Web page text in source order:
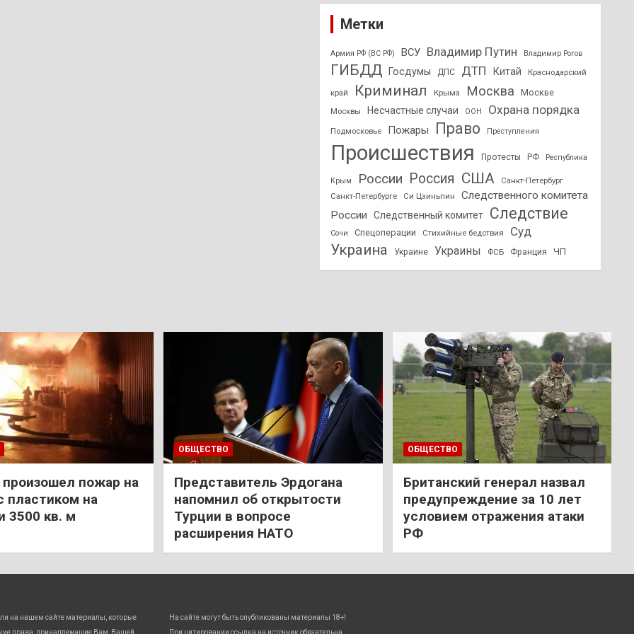
Метки
Армия РФ (ВС РФ) ВСУ Владимир Путин Владимир Рогов
ГИБДД Госдумы ДПС ДТП Китай Краснодарский
край Криминал Крыма Москва Москве
Москвы Несчастные случаи ООН Охрана порядка
Подмосковье Пожары Право Преступления
Происшествия Протесты РФ Республика
Крым России Россия США
Санкт-Петербург
Санкт-Петербурге
Си Цзиньпин
Следственного комитета
России
Следственный комитет Следствие
Сочи Спецоперации Стихийные бедствия Суд
Украина Украине Украины ФСБ Франция ЧП
пожар на
пластиком на
3500 кв. м
ОБЩЕСТВО
Представитель Эрдогана
напомнил об открытости
Турции в вопросе
расширения НАТО
ОБЩЕСТВО
Британский генерал назвал
предупреждение за 10 лет
условием отражения атаки
РФ
на нашем сайте материалы, которые
права, принадлежащие Вам, Вашей
На сайте могут быть опубликованы материалы 18+!
При цитировании ссылка на источник обязательна.